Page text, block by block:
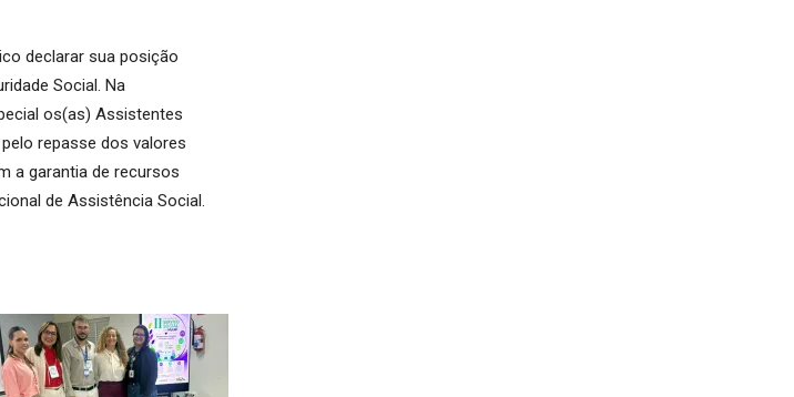
declarar sua posição
Social. Na
os(as) Assistentes
repasse dos valores
a garantia de recursos
de Assistência Social.